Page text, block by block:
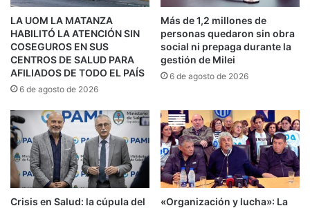
que accedió El Destape.
También intimó a los gremios ATE y la Asociación
de Profesionales y Técnicos del Garrahan a
«dejar sin efecto, durante el período indicado en
el artículo anterior, toda medida de acción
directa que estuviesen implementando y/o
tuvieran previsto implementar, prestando
servicios de manera normal y habitual». Además
del paro de residentes que había sido convocado
LA UOM LA MATANZA
HABILITÓ LA ATENCIÓN SIN
COSEGUROS EN SUS
CENTROS DE SALUD PARA
AFILIADOS DE TODO EL PAÍS
6 de agosto de 2026
Más de 1,2 millones de
personas quedaron sin obra
social ni prepaga durante la
gestión de Milei
6 de agosto de 2026
Crisis en Salud: la cúpula del
«Organización y lucha»: La